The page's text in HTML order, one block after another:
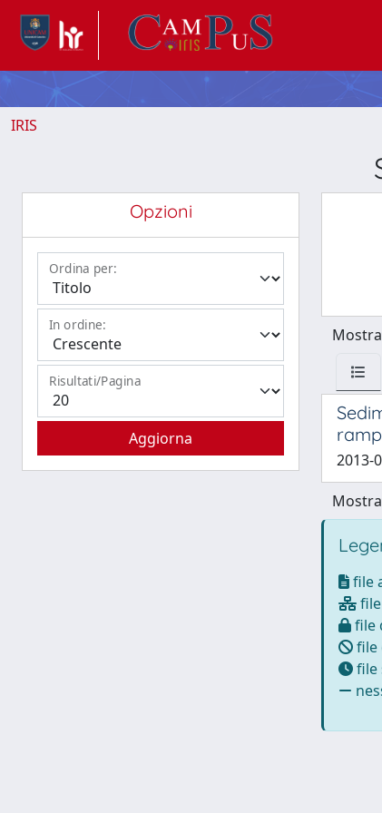
IRIS
Opzioni
Ordina per:
In ordine:
Risultati/Pagina
2013-
file
file
file
file